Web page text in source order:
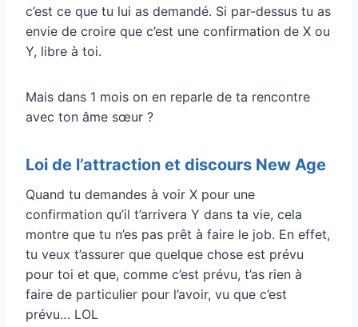
c’est ce que tu lui as demandé. Si par-dessus tu as
envie de croire que c’est une confirmation de X ou
Y, libre à toi.
Mais dans 1 mois on en reparle de ta rencontre
avec ton âme sœur ?
Loi de l’attraction et discours New Age
Quand tu demandes à voir X pour une
confirmation qu’il t’arrivera Y dans ta vie, cela
montre que tu n’es pas prêt à faire le job. En effet,
tu veux t’assurer que quelque chose est prévu
pour toi et que, comme c’est prévu, t’as rien à
faire de particulier pour l’avoir, vu que c’est
prévu… LOL